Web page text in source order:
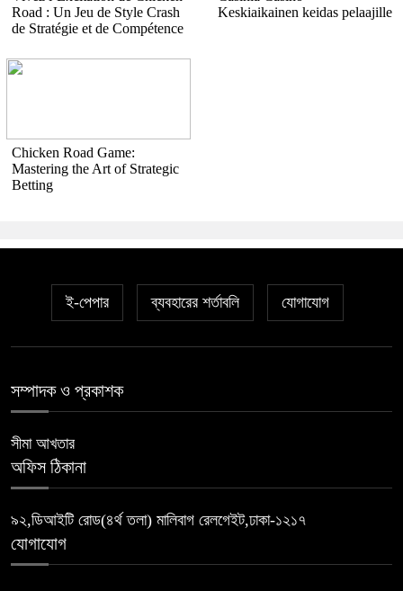
Road : Un Jeu de Style Crash
de Stratégie et de Compétence
Keskiaikainen keidas pelaajille
Chicken Road Game:
Mastering the Art of Strategic
Betting
ই-পেপার ব্যবহারের শর্তাবলি যোগাযোগ
সম্পাদক ও প্রকাশক
সীমা আখতার
অফিস ঠিকানা
৯২,ডিআইটি রোড(৪র্থ তলা) মালিবাগ রেলগেইট,ঢাকা-১২১৭
যোগাযোগ